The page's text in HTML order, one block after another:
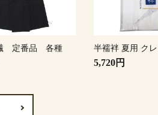
定番品 各種 半襦袢 夏用 ク
5,720円